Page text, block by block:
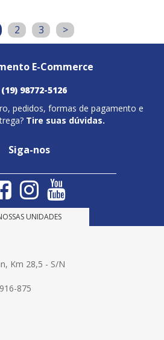
2 3 >
E-Commerce
98772-5126
pedidos, formas de pagamento e
Tire suas dúvidas.
Siga-nos
UNIDADES
Km 28,5 - S/N
875